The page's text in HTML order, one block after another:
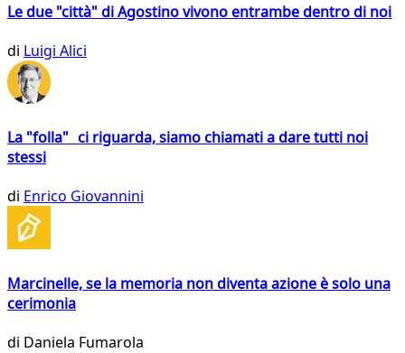
Le due "città" di Agostino vivono entrambe dentro di noi
di Luigi Alici
La "folla" ci riguarda, siamo chiamati a dare tutti noi
stessi
di Enrico Giovannini
Marcinelle, se la memoria non diventa azione è solo una
cerimonia
di Daniela Fumarola